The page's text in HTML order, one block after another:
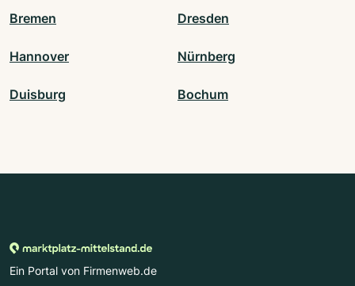
Bremen Dresden
Hannover Nürnberg
Duisburg Bochum
Ein Portal von Firmenweb.de